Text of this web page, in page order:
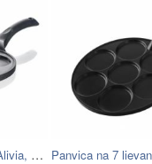
Panvica Na Lievance Alivia, Ø: 27cm